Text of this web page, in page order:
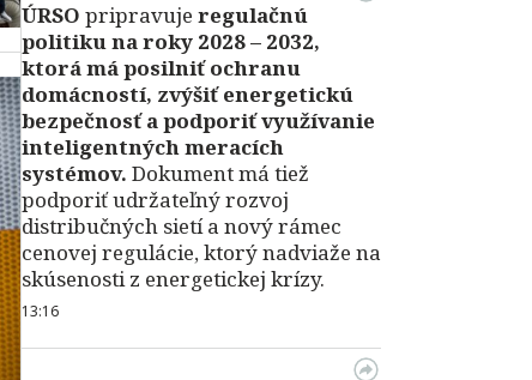
ÚRSO pripravuje regulačnú
politiku na roky 2028 – 2032,
ktorá má posilniť ochranu
domácností, zvýšiť energetickú
bezpečnosť a podporiť využívanie
inteligentných meracích
systémov. Dokument má tiež
podporiť udržateľný rozvoj
distribučných sietí a nový rámec
cenovej regulácie, ktorý nadviaže na
skúsenosti z energetickej krízy.
13:16